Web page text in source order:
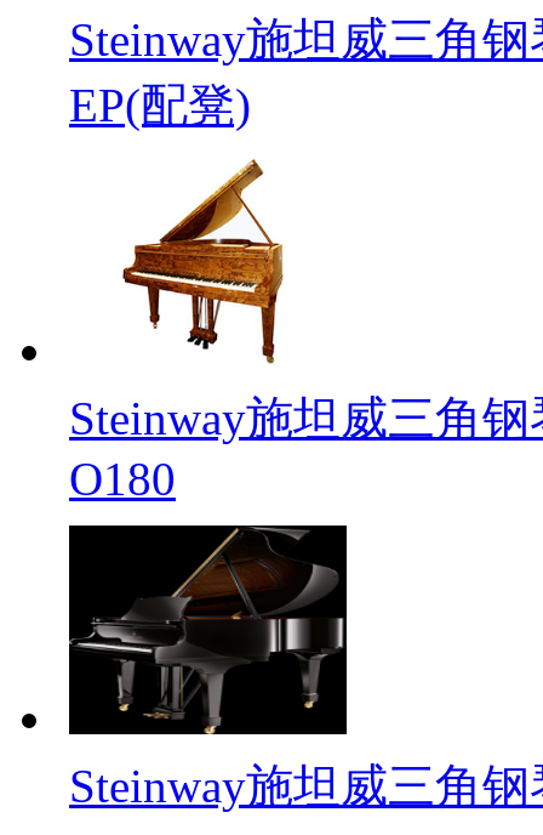
Steinway施坦威三角
EP(配凳)
Steinway施坦威三角
O180
Steinway施坦威三角